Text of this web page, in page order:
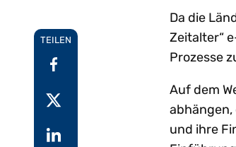
TEILEN
Da die
Zeitalter“
Prozesse
Auf dem
und ihre